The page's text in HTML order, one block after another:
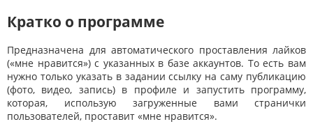
Кратко о программе
Предназначена для автоматического проставления лайков
(«мне нравится») с указанных в базе аккаунтов. То есть вам
нужно только указать в задании ссылку на саму публикацию
(фото, видео, запись) в профиле и запустить программу,
которая, использую загруженные вами странички
пользователей, проставит «мне нравится».